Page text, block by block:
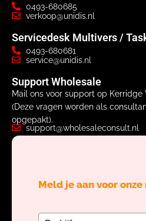
0493-680685
verkoop@unidis.nl
Servicedesk Multivers /
0493-680681
service@unidis.nl
Support Wholesale
Mail ons voor support op Kerridge
(Deze vragen worden als
opgepakt).
support@wholesaleconsult.nl
Meld je aan voor